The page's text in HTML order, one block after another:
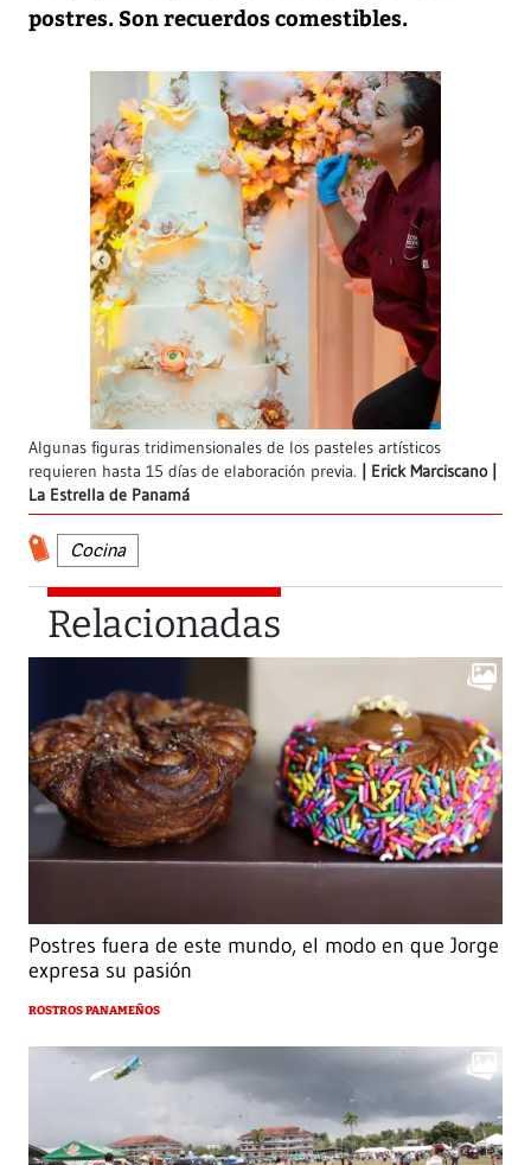
postres. Son recuerdos comestibles.
Algunas figuras tridimensionales de los pasteles artísticos
requieren hasta 15 días de elaboración previa.
Erick Marciscano |
La Estrella de Panamá
Cocina
Relacionadas
Postres fuera de este mundo, el modo en que Jorge
expresa su pasión
ROSTROS PANAMEÑOS